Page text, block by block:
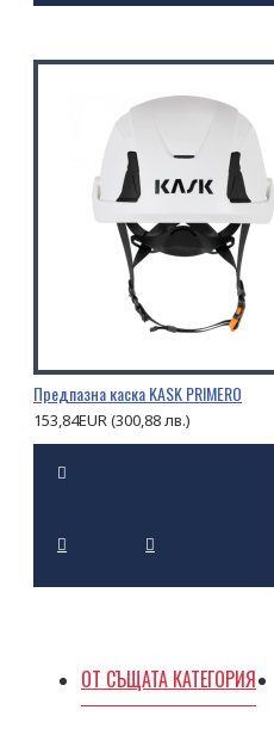
Предпазна каска KASK PRIMERO
153,84EUR (300,88 лв.)
ОТ СЪЩАТА КАТЕГОРИЯ